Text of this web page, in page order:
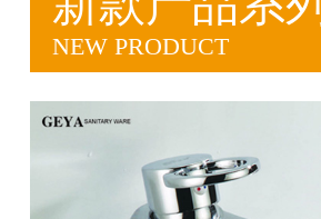
NEW PRODUCT